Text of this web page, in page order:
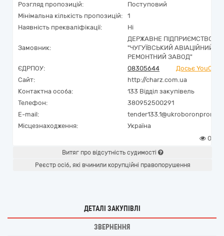
Розгляд пропозицій:
Поступовий
Мінімальна кількість пропозицій:
1
Наявність прекваліфікації:
Ні
Замовник:
ДЕРЖАВНЕ ПІДПРИЄМСТВО
"ЧУГУЇВСЬКИЙ АВІАЦІЙНИЙ
РЕМОНТНИЙ ЗАВОД"
ЄДРПОУ:
08305644
Досьє
Сайт:
http://charz.com.ua
Контактна особа:
133 Відділ закупівель
Телефон:
380952500291
E-mail:
Місцезнаходження:
Україна
0
Витяг про відсутність судимості
Реєстр осіб, які вчинили корупційні правопорушення
ДЕТАЛІ ЗАКУПІВЛІ
ЗВЕРНЕННЯ